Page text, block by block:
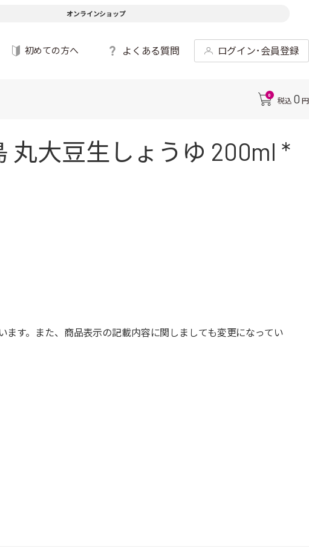
オンラインショップ
初めての方へ よくある質問 ログイン･会員登録
0
税込 0 円
大豆生しょうゆ 200ml *
す。また、商品表示の記載内容に関しましても変更になってい